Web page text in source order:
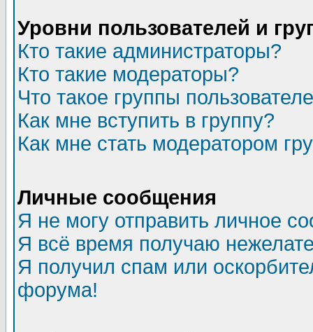
Уровни пользователей и
Кто такие администраторы?
Кто такие модераторы?
Что такое группы
Как мне вступить в группу?
Как мне стать модератором
Личные сообщения
Я не могу отправить личное
Я всё время получаю
Я получил спам или
форума!